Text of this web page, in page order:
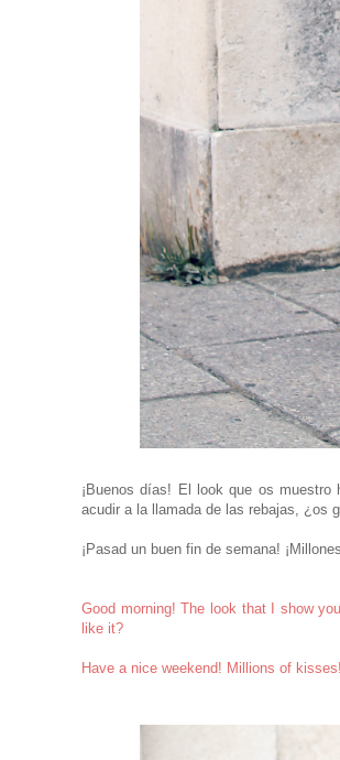
¡Buenos días! El look que os
acudir a la llamada de las rebajas, ¿os
¡Pasad un buen fin de semana!
Good morning! The look that I show
like it?
Have a nice weekend! Millions of kisses!